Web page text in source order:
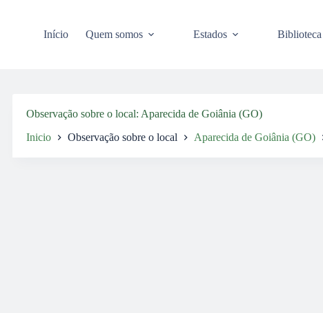
Início Quem somos Estados Biblioteca
Observação sobre o local Aparecida de Goiânia (GO)
Inicio Observação sobre o local Aparecida de Goiânia (GO)